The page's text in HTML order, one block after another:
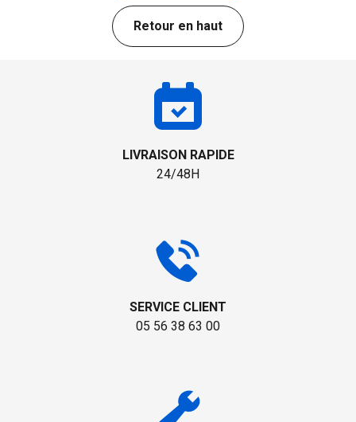
Retour en haut
LIVRAISON RAPIDE
24/48H
SERVICE CLIENT
05 56 38 63 00